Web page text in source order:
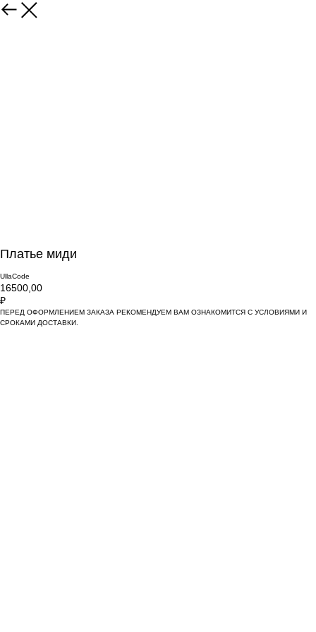
Платье миди
UllaCode
16500,00
₽
ПЕРЕД ОФОРМЛЕНИЕМ ЗАКАЗА РЕКОМЕНДУЕМ ВАМ ОЗНАКОМИТСЯ С УСЛОВИЯМИ И
СРОКАМИ ДОСТАВКИ.